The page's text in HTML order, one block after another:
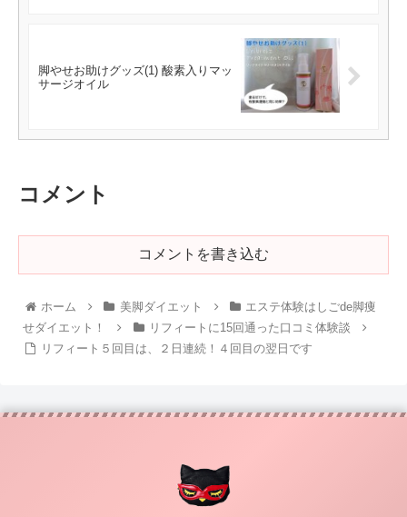
脚やせお助けグッズ(1) 酸素入りマッ
サージオイル
コメント
コメントを書き込む
ホーム 美脚ダイエット
エステ体験はしごde脚痩
せダイエット！
リフィートに15回通った口コミ体験談
リフィート５回目は、２日連続！４回目の翌日です